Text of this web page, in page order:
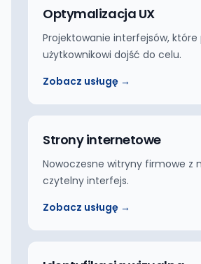
Optymalizacja UX
Projektowanie interfejsów,
użytkownikowi dojść do celu.
Zobacz usługę →
Strony internetowe
Nowoczesne witryny firmowe z
czytelny interfejs.
Zobacz usługę →